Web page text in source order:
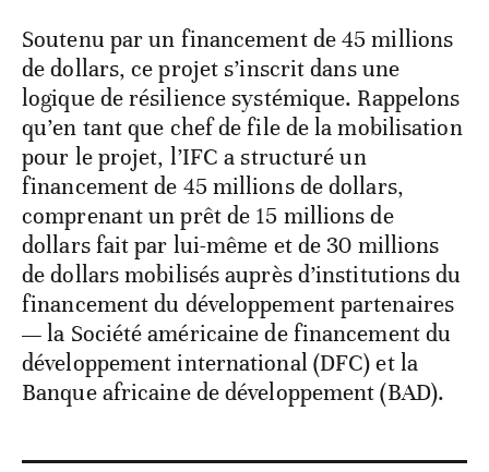
Soutenu par un financement de 45 millions
de dollars, ce projet s’inscrit dans une
logique de résilience systémique. Rappelons
qu’en tant que chef de file de la mobilisation
pour le projet, l’IFC a structuré un
financement de 45 millions de dollars,
comprenant un prêt de 15 millions de
dollars fait par lui-même et de 30 millions
de dollars mobilisés auprès d’institutions du
financement du développement partenaires
— la Société américaine de financement du
développement international (DFC) et la
Banque africaine de développement (BAD).